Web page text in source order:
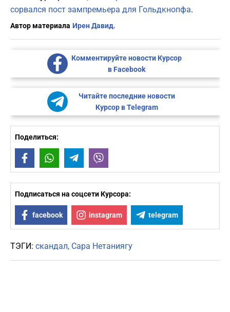
сорвался пост зампремьера для Гольдкнопфа.
Автор материала Ирен Давид.
Комментируйте новости Курсор
в Facebook
Читайте последние новости
Курсор в Telegram
Поделиться:
FacebookWhatsAppTelegram
Подписаться на соцсети Курсора:
facebook instagram telegram
ТЭГИ: скандал Сара Нетаниягу